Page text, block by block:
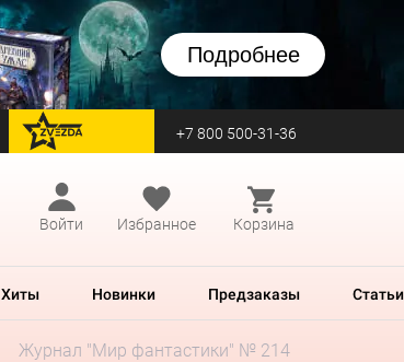
Подробнее
перейти на Zvezda +7 800 500-31-36
Войти
Избранное Корзина
Хиты Новинки Предзаказы Статьи
Журнал "Мир фантастики" № 214